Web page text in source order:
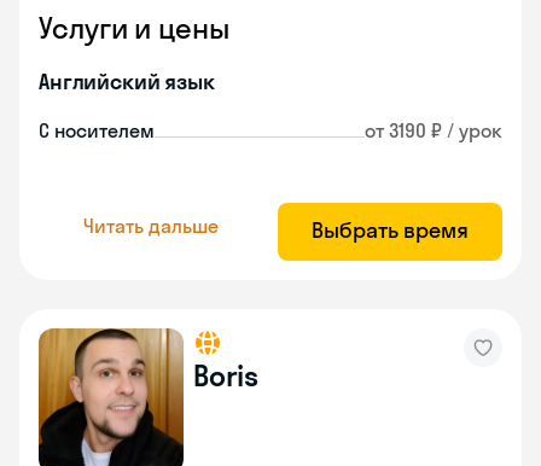
Услуги и цены
Английский язык
С носителем от 3190 ₽ / урок
Читать дальше Выбрать время
Boris